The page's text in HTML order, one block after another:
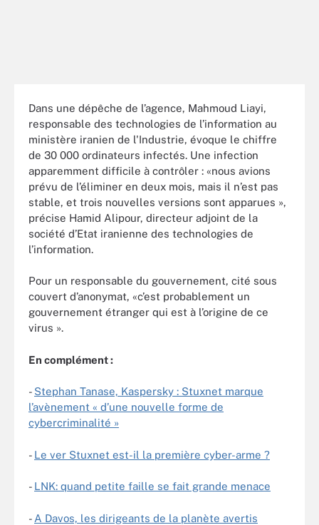
Dans une dépêche de l’agence, Mahmoud Liayi,
responsable des technologies de l’information au
ministère iranien de l'Industrie, évoque le chiffre
de 30 000 ordinateurs infectés. Une infection
apparemment difficile à contrôler : «nous avions
prévu de l’éliminer en deux mois, mais il n’est pas
stable, et trois nouvelles versions sont apparues »,
précise Hamid Alipour, directeur adjoint de la
société d’Etat iranienne des technologies de
l’information.
Pour un responsable du gouvernement, cité sous
couvert d’anonymat, «c’est probablement un
gouvernement étranger qui est à l’origine de ce
virus ».
En complément :
- Stephan Tanase, Kaspersky : Stuxnet marque
l’avènement « d’une nouvelle forme de
cybercriminalité »
- Le ver Stuxnet est-il la première cyber-arme ?
- LNK: quand petite faille se fait grande menace
- A Davos, les dirigeants de la planète avertis